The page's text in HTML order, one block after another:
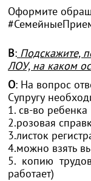
В: Подскажите,
ЛОУ, на каком
О: На вопрос
Супругу
1. св-во ребенка
2.розовая
3.листок
4.можно взять
5. копию
работает)
Оформите